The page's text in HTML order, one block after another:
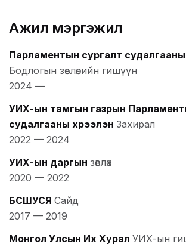
Ажил мэргэжил
Парламентын сургалт судалгааны
Бодлогын зөвлөлийн гишүүн
2024 —
УИХ-ын тамгын газрын
судалгааны хүрээлэн Захирал
2022 — 2024
УИХ-ын даргын зөвлөх
2020 — 2022
БСШУСЯ Сайд
2017 — 2019
Монгол Улсын Их Хурал УИХ-ын